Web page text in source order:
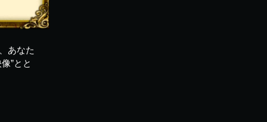
あなた
”とと